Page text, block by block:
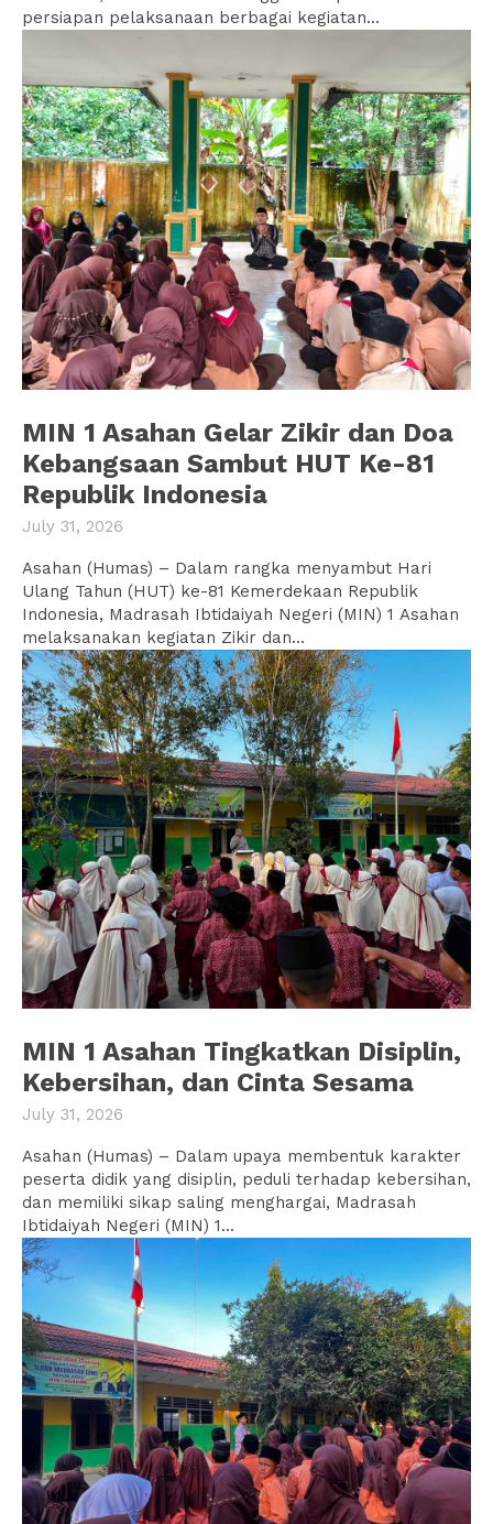
persiapan pelaksanaan berbagai kegiatan...
MIN 1 Asahan Gelar Zikir dan Doa
Kebangsaan Sambut HUT Ke-81
Republik Indonesia
July 31, 2026
Asahan (Humas) – Dalam rangka menyambut Hari
Ulang Tahun (HUT) ke-81 Kemerdekaan Republik
Indonesia, Madrasah Ibtidaiyah Negeri (MIN) 1 Asahan
melaksanakan kegiatan Zikir dan...
MIN 1 Asahan Tingkatkan Disiplin,
Kebersihan, dan Cinta Sesama
July 31, 2026
Asahan (Humas) – Dalam upaya membentuk karakter
peserta didik yang disiplin, peduli terhadap kebersihan,
dan memiliki sikap saling menghargai, Madrasah
Ibtidaiyah Negeri (MIN) 1...